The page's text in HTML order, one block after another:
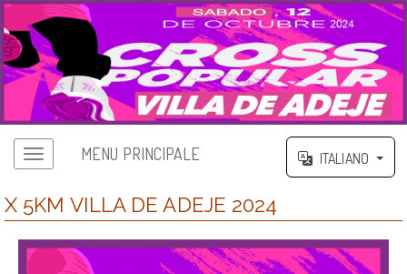
MENU PRINCIPALE ITALIANO
X 5KM VILLA DE ADEJE 2024